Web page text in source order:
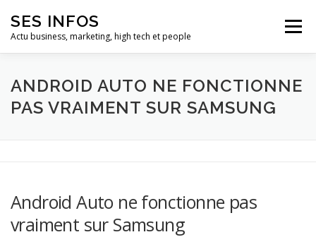
contenu
SES INFOS
Actu business, marketing, high tech et people
Menu
BUSINESS MARKETING
ANDROID AUTO NE FONCTIONNE
PAS VRAIMENT SUR SAMSUNG
Android Auto ne fonctionne pas
vraiment sur Samsung